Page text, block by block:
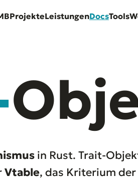
ProjekteLeistungenDocsTools
in Rust. Trait-
Vtable, das Kriterium der